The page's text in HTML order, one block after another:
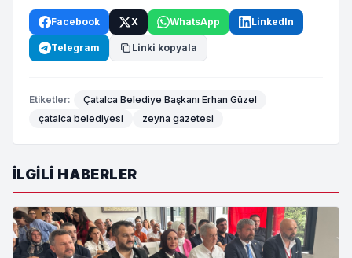
Facebook X WhatsApp LinkedIn
Telegram Linki kopyala
Etiketler:
Çatalca Belediye Başkanı Erhan Güzel
çatalca belediyesi
zeyna gazetesi
İLGILI HABERLER